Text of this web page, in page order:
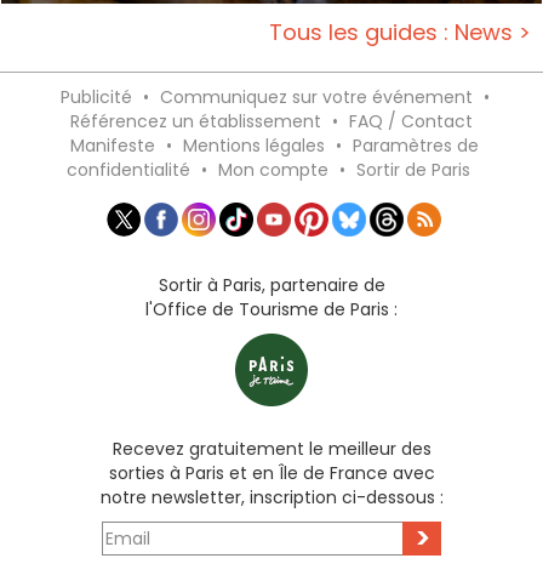
Tous les guides : News >
Publicité • Communiquez sur votre événement •
Référencez un établissement • FAQ / Contact
Manifeste • Mentions légales • Paramètres de
confidentialité • Mon compte • Sortir de Paris
Sortir à Paris, partenaire de
l'Office de Tourisme de Paris :
Recevez gratuitement le meilleur des
sorties à Paris et en Île de France avec
notre newsletter, inscription ci-dessous :
>